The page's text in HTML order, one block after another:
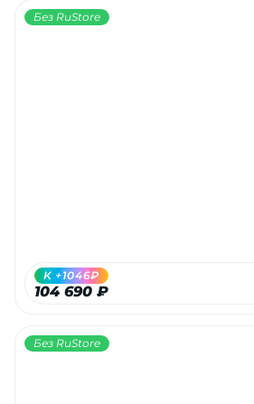
Без RuStore
104 690 ₽
K +1046₽
Без RuStore